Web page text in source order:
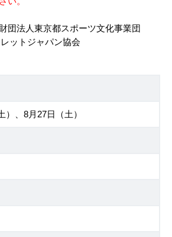
団法人東京都スポーツ文化事業団
ットジャパン協会
）、8月27日（土）